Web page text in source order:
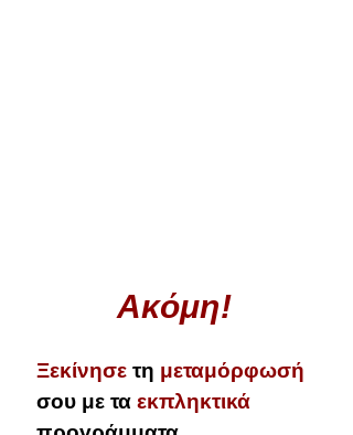
Ακόμη!
Ξεκίνησε τη μεταμόρφωσή
σου με τα εκπληκτικά